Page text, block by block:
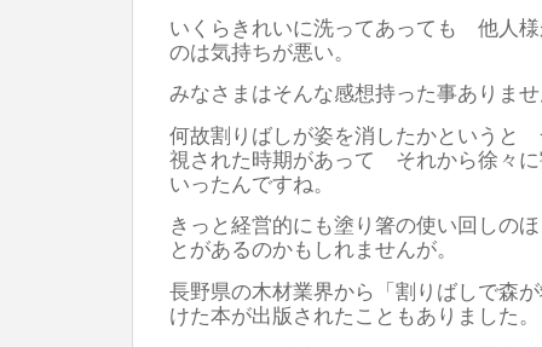
いくらきれいに洗ってあっても 他人
のは気持ちが悪い。
みなさまはそんな感想持った事ありま
何故割りばしが姿を消したかという
視された時期があって それから徐々
いったんですね。
きっと経営的にも塗り箸の使い回しの
とがあるのかもしれませんが。
長野県の木材業界から「割りばしで森
けた本が出版されたこともありました。